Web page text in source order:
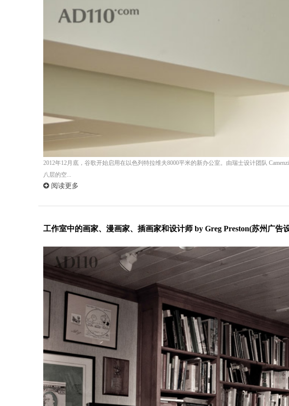
2012年12月底，谷歌开始启用在以色列特拉维夫8000平米的新办公室。由瑞士设计团队
八层的空...
阅读更多
工作室中的画家、漫画家、插画家和设计师 by Greg Preston(苏州广告设